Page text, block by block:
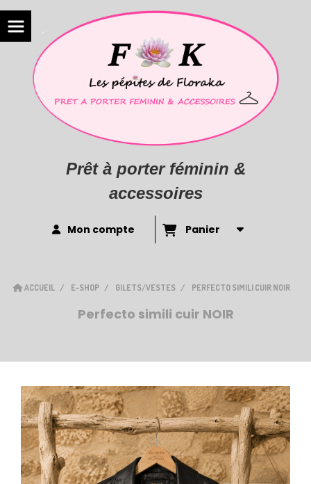
Prêt à porter féminin &
accessoires
Mon compte Panier
ACCUEIL E-SHOP GILETS/VESTES PERFECTO SIMILI CUIR NOIR
Perfecto simili cuir NOIR